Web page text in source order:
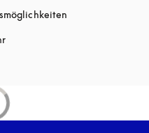
öffnet sich in einem neuen Tab